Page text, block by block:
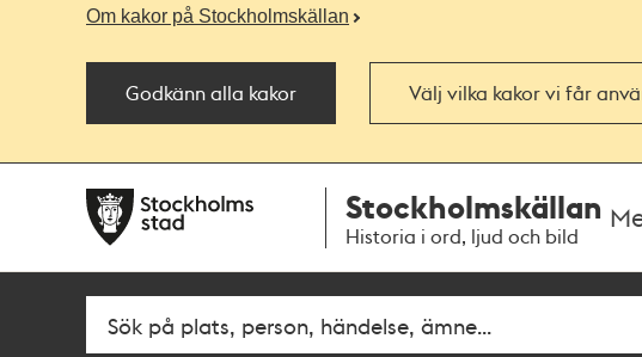
Om kakor på Stockholmskällan
Godkänn alla kakor Välj vilka kakor vi får
navigationen
huvudinnehållet
Stockholmskällan
Historia i ord, ljud och bild
Fritextsök